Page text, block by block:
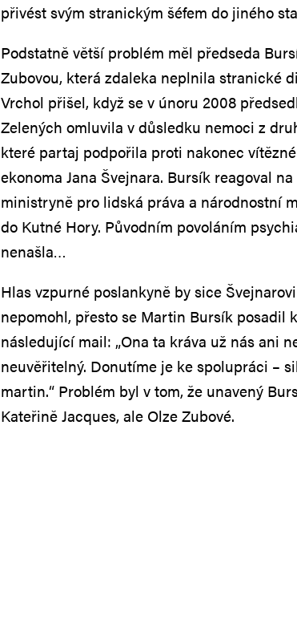
přivést svým stranickým šéfem do jiného
Podstatně větší problém měl předseda
Zubovou, která zdaleka neplnila stranické
Vrchol přišel, když se v únoru 2008
Zelených omluvila v důsledku nemoci z
které partaj podpořila proti nakonec
ekonoma Jana Švejnara. Bursík reagoval
ministryně pro lidská práva a národnostní
do Kutné Hory. Původním povoláním
nenašla…
Hlas vzpurné poslankyně by sice
nepomohl, přesto se Martin Bursík posadil
následující mail: „Ona ta kráva už nás ani
neuvěřitelný. Donutíme je ke spolupráci –
martin.“ Problém byl v tom, že unavený
Kateřině Jacques, ale Olze Zubové.